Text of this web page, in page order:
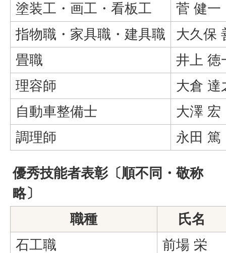
塗装工・画工・看板工
菅 健一
指物職・家具職・建具職
大久保
畳職
井上 徳
理容師
大倉 達
自動車整備士
大澤 宏
調理師
永田 篤
優秀技能者表彰〔順不同・敬称
略〕
職種
氏名
石工職
前場 栄